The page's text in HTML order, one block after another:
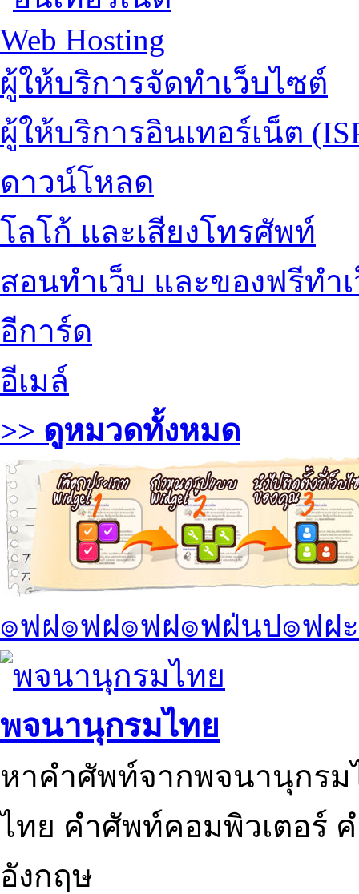
Web Hosting
ผู้ให้บริการจัดทำเว็บไซต์
ผู้ให้บริการอินเทอร์เน็ต
ดาวน์โหลด
โลโก้ และเสียงโทรศัพท์
สอนทำเว็บ และของฟรีทำ
อีการ์ด
อีเมล์
>> ดูหมวดทั้งหมด
๏ฟฝ๏ฟฝ๏ฟฝ๏ฟฝ่นป๏ฟฝ
พจนานุกรมไทย
หาคำศัพท์จากพจนานุกรม
ไทย คำศัพท์คอมพิวเตอร์
อังกฤษ